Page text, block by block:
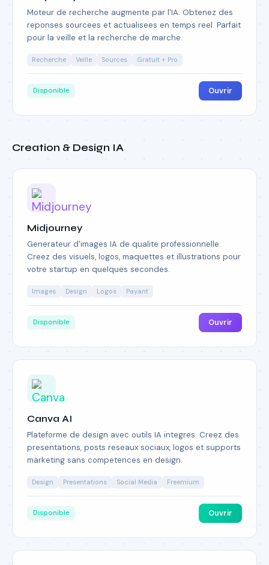
Moteur de recherche augmente par l'IA. Obtenez des
reponses sourcees et actualisees en temps reel. Parfait
pour la veille et la recherche de marche.
Recherche Veille Sources Gratuit + Pro
Disponible Ouvrir
Creation & Design IA
Midjourney
Generateur d'images IA de qualite professionnelle.
Creez des visuels, logos, maquettes et illustrations pour
votre startup en quelques secondes.
Images Design Logos Payant
Disponible Ouvrir
Canva AI
Plateforme de design avec outils IA integres. Creez des
presentations, posts reseaux sociaux, logos et supports
marketing sans competences en design.
Design Presentations Social Media Freemium
Disponible Ouvrir